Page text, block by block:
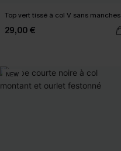
Top vert tissé à col V sans manches
29,00 €
NEW